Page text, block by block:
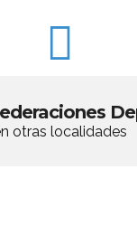
otras localidades